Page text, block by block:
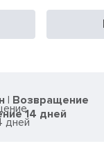
| Возвращение
14 дней